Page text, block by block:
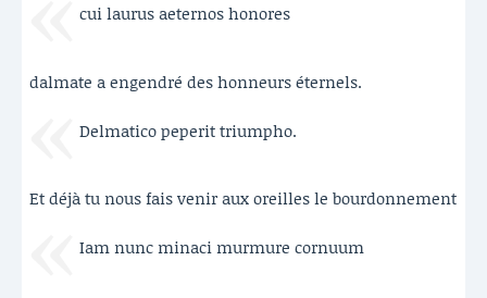
cui laurus aeternos honores
dalmate a engendré des honneurs éternels.
Delmatico peperit triumpho.
Et déjà tu nous fais venir aux oreilles le bourdonnement
Iam nunc minaci murmure cornuum